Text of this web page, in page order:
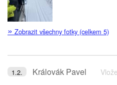
» Zobrazit všechny fotky (celkem 5)
1.2. Královák Pavel